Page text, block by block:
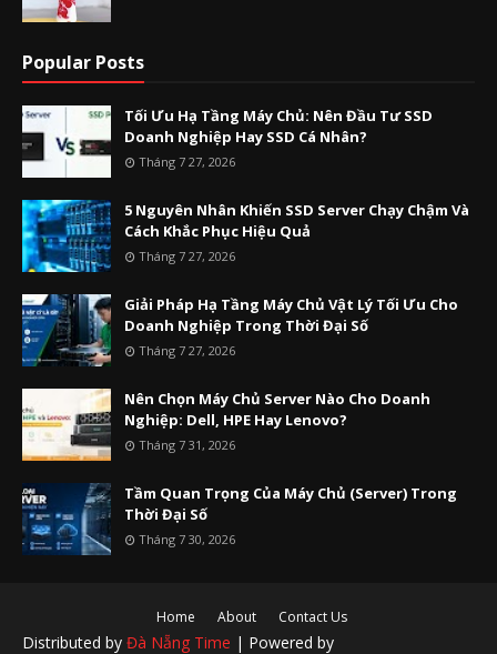
Popular Posts
Tối Ưu Hạ Tầng Máy Chủ: Nên Đầu Tư SSD
Doanh Nghiệp Hay SSD Cá Nhân?
Tháng 7 27, 2026
5 Nguyên Nhân Khiến SSD Server Chạy Chậm Và
Cách Khắc Phục Hiệu Quả
Tháng 7 27, 2026
Giải Pháp Hạ Tầng Máy Chủ Vật Lý Tối Ưu Cho
Doanh Nghiệp Trong Thời Đại Số
Tháng 7 27, 2026
Nên Chọn Máy Chủ Server Nào Cho Doanh
Nghiệp: Dell, HPE Hay Lenovo?
Tháng 7 31, 2026
Tầm Quan Trọng Của Máy Chủ (Server) Trong
Thời Đại Số
Tháng 7 30, 2026
Home About Contact Us
Distributed by Đà Nẵng Time | Powered by